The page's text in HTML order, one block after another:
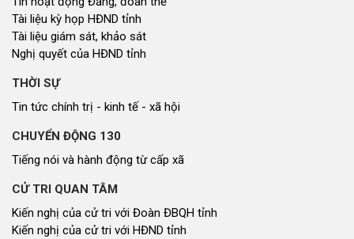
Tài liệu kỳ họp HĐND tỉnh
Tài liệu giám sát, khảo sát
Nghị quyết của HĐND tỉnh
THỜI SỰ
Tin tức chính trị - kinh tế - xã hội
CHUYỂN ĐỘNG 130
Tiếng nói và hành động từ cấp xã
CỬ TRI QUAN TÂM
Kiến nghị của cử tri với Đoàn ĐBQH tỉnh
Kiến nghị của cử tri với HĐND tỉnh